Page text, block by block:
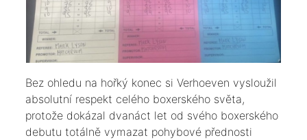
​Bez ohledu na hořký konec si Verhoeven vysloužil
absolutní respekt celého boxerského světa,
protože dokázal dvanáct let od svého boxerského
debutu totálně vymazat pohybové přednosti